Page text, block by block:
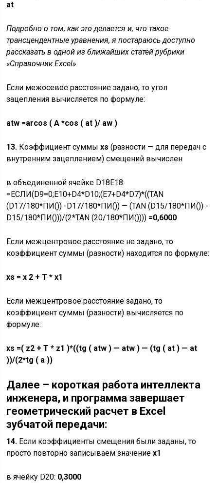
at
Подробно о том, как это делается и, что такое
трансцендентные уравнения, я постараюсь доступно
рассказать в одной из ближайших статей рубрики
«Справочник Excel».
Если межосевое расстояние задано, то угол
зацепления вычисляется по формуле:
atw =arcos ( A *cos ( at )/ aw )
13. Коэффициент суммыxs (разности — для передач с
внутренним зацеплением) смещений вычислен
в объединенной ячейке D18E18:
=ЕСЛИ(D9=0;E10+D4*D10;(E7+D4*D7)*((TAN
(D17/180*ПИ()) -D17/180*ПИ()) — (TAN (D15/180*ПИ()) -
D15/180*ПИ()))/(2*TAN (20/180*ПИ()))) =0,6000
Если межцентровое расстояние не задано, то
коэффициент суммы (разности) находится по формуле:
xs = x 2 + T * x1
Если межцентровое расстояние задано, то
коэффициент суммы (разности) вычисляется по
формуле:
xs =( z2 + T * z1 )*((tg ( atw ) — atw ) — (tg ( at ) — at
))/(2*tg ( a ))
Далее – короткая работа интеллекта
инженера, и программа завершает
геометрический расчет в Excel
зубчатой передачи:
14. Если коэффициенты смещения были заданы, то
просто повторно записываем значениеx1
в ячейку D20: 0,3000